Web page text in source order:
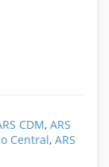
CDM, ARS
Central, ARS